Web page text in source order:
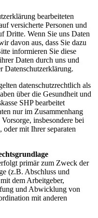
bearbeiteten
versicherte Personen und
Dritte. Wenn Sie uns Daten
davon aus, dass Sie dazu
informieren Sie diese
Daten durch uns und
Datenschutzerklärung.
datenschutzrechtlich als
über die Gesundheit und
SHP bearbeitet
nur im Zusammenhang
insbesondere bei
mit Ihrer separaten
primär zum Zweck der
(z.B. Abschluss und
dem Arbeitgeber,
und Abwicklung von
mit anderen